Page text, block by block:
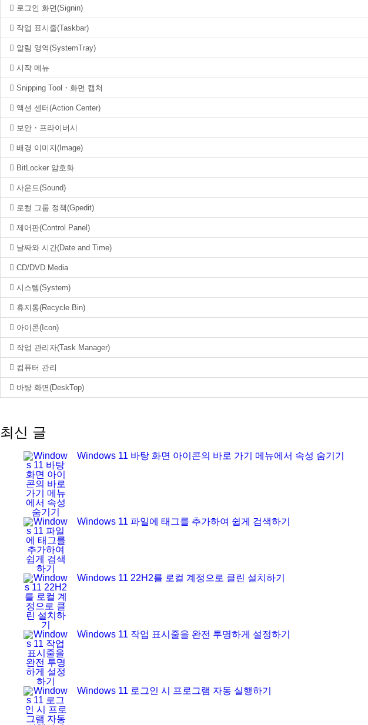
로그인 화면(Signin)
작업 표시줄(Taskbar)
알림 영역(SystemTray)
시작 메뉴
Snipping Tool・화면 캡쳐
액션 센터(Action Center)
보안・프라이버시
배경 이미지(Image)
BitLocker 암호화
사운드(Sound)
로컬 그룹 정책(Gpedit)
제어판(Control Panel)
날짜와 시간(Date and Time)
CD/DVD Media
시스템(System)
휴지통(Recycle Bin)
아이콘(Icon)
작업 관리자(Task Manager)
컴퓨터 관리
바탕 화면(DeskTop)
최신 글
Windows 11 바탕 화면 아이콘의 바로 가기 메뉴에서 속성 숨기기
Windows 11 파일에 태그를 추가하여 쉽게 검색하기
Windows 11 22H2를 로컬 계정으로 클린 설치하기
Windows 11 작업 표시줄을 완전 투명하게 설정하기
Windows 11 로그인 시 프로그램 자동 실행하기